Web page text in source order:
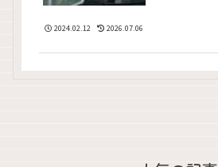
2024.02.12 2026.07.06